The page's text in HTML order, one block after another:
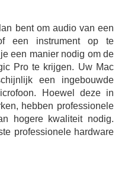
bent om audio van een
een instrument op te
een manier nodig om de
Pro te krijgen. Uw Mac
een ingebouwde
Hoewel deze in
hebben professionele
hogere kwaliteit nodig.
professionele hardware